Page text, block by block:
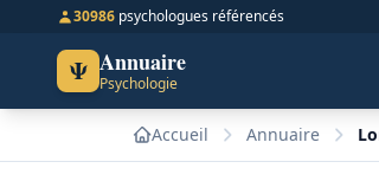
30986 psychologues référencés
Ψ Annuaire
Psychologie
Accueil Annuaire